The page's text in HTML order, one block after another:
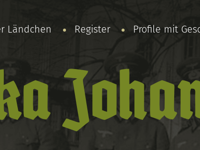
Ländchen Register Profile mit